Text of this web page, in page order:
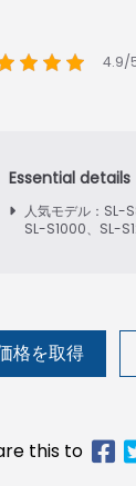
4.9/
人気モデル：SL-
SL-S1000、SL-
格を取得